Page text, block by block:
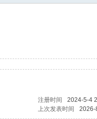
注册时间
2024-5-4
上次发表时间 2026-